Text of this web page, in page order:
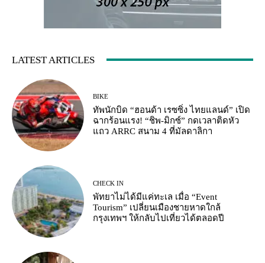
LATEST ARTICLES
BIKE
ทัพนักบิด “ฮอนด้า เรซซิ่ง ไทยแลนด์” เปิด
ฉากร้อนแรง! “ชิพ-มิกซ์” กดเวลาติดหัว
แถว ARRC สนาม 4 ที่มัลดาลิกา
CHECK IN
พัทยาไม่ได้มีแค่ทะเล เมื่อ “Event
Tourism” เปลี่ยนเมืองชายหาดใกล้
กรุงเทพฯ ให้กลับไปเที่ยวได้ตลอดปี